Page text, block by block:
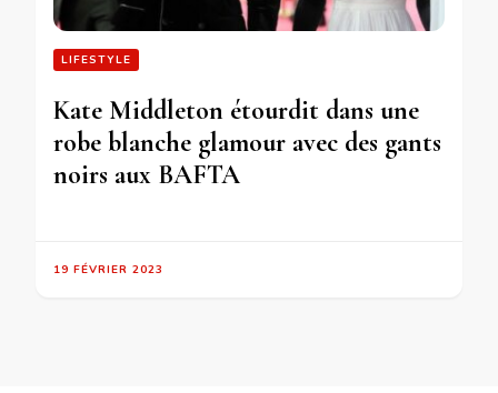
LIFESTYLE
Kate Middleton étourdit dans une
robe blanche glamour avec des gants
noirs aux BAFTA
19 FÉVRIER 2023